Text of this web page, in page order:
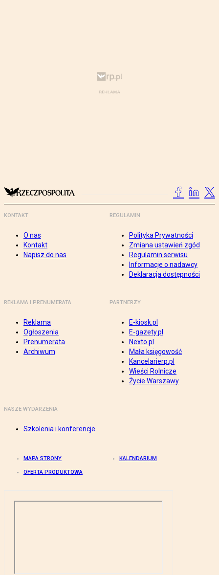
KONTAKT
O nas
Kontakt
Napisz do nas
REGULAMIN
Polityka Prywatności
Zmiana ustawień zgód
Regulamin serwisu
Informacje o nadawcy
Deklaracja dostępności
REKLAMA I PRENUMERATA
Reklama
Ogłoszenia
Prenumerata
Archiwum
PARTNERZY
E-kiosk.pl
E-gazety.pl
Nexto.pl
Mała księgowość
Kancelarierp.pl
Wieści Rolnicze
Życie Warszawy
NASZE WYDARZENIA
Szkolenia i konferencje
MAPA STRONY KALENDARIUM
OFERTA PRODUKTOWA